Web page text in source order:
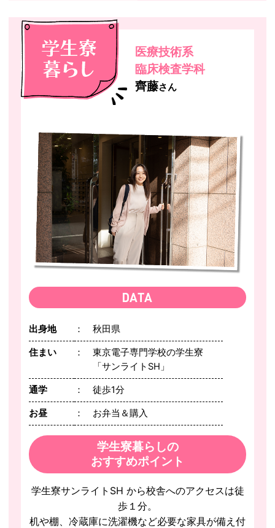
医療技術系
臨床検査学科
齊藤さん
出身地 秋田県
住まい
東京電子専門学校の学生寮
「サンライトSH」
通学 徒歩1分
お昼 お弁当＆購入
学生寮暮らしの
おすすめポイント
学生寮サンライトSH から校舎へのアクセスは徒
歩１分。
机や棚、冷蔵庫に洗濯機など必要な家具が備え付